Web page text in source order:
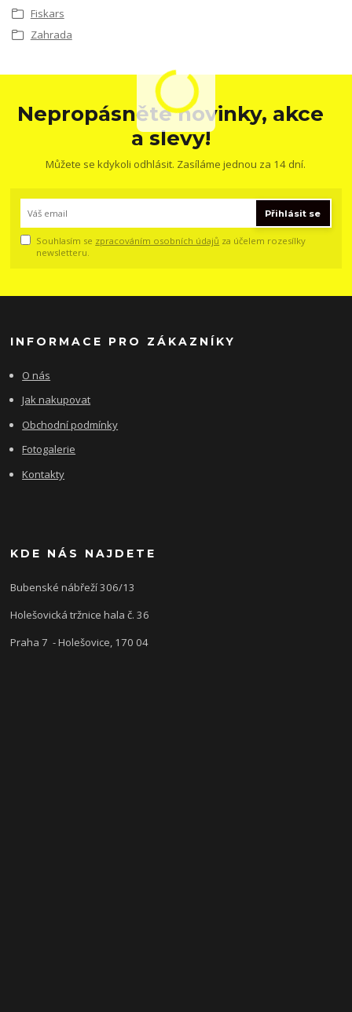
Fiskars
Zahrada
Nepropásněte novinky, akce
a slevy!
Můžete se kdykoli odhlásit. Zasíláme jednou za 14 dní.
Přihlásit se
Souhlasím se zpracováním osobních údajů za účelem rozesílky
newsletteru.
INFORMACE PRO ZÁKAZNÍKY
O nás
Jak nakupovat
Obchodní podmínky
Fotogalerie
Kontakty
KDE NÁS NAJDETE
Bubenské nábřeží 306/13
Holešovická tržnice hala č. 36
Praha 7 - Holešovice, 170 04